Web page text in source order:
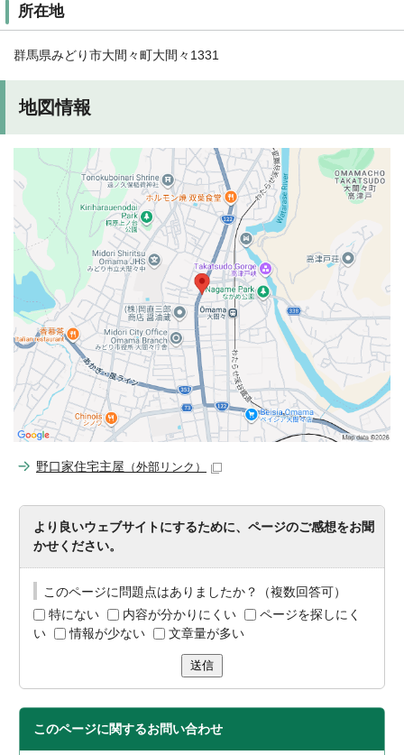
所在地
群馬県みどり市大間々町大間々1331
地図情報
野口家住宅主屋 （外部リンク）
より良いウェブサイトにするために、ページのご感想をお聞
かせください。
このページに問題点はありましたか？（複数回答可）
特にない
内容が分かりにくい
ページを探しにく
い
情報が少ない 文章量が多い
送信
このページに関するお問い合わせ